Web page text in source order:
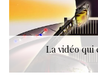
La vidéo